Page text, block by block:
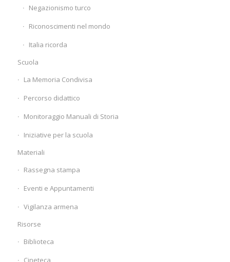
Negazionismo turco
Riconoscimenti nel mondo
Italia ricorda
Scuola
La Memoria Condivisa
Percorso didattico
Monitoraggio Manuali di Storia
Iniziative per la scuola
Materiali
Rassegna stampa
Eventi e Appuntamenti
Vigilanza armena
Risorse
Biblioteca
Cineteca